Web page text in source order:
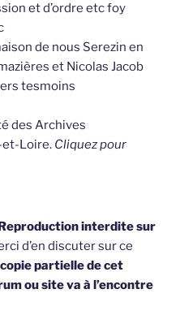
et d’ordre etc foy
de nous Serezin en
et Nicolas Jacob
tesmoins
des Archives
et-Loire. Cliquez pour
interdite sur
d’en discuter sur ce
partielle de cet
ou site va à l’encontre